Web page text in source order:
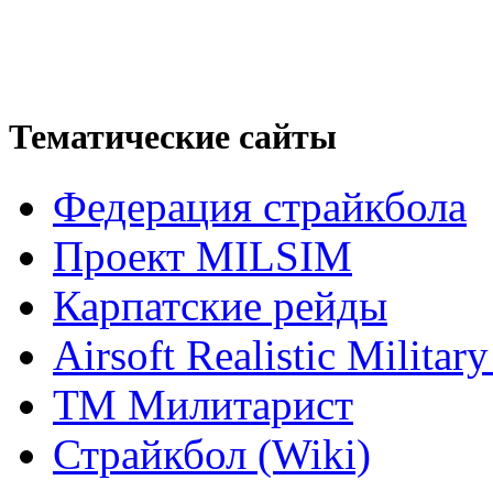
Тематические сайты
Федерация страйкбола
Проект MILSIM
Карпатские рейды
Airsoft Realistic
ТМ Милитарист
Страйкбол (Wiki)